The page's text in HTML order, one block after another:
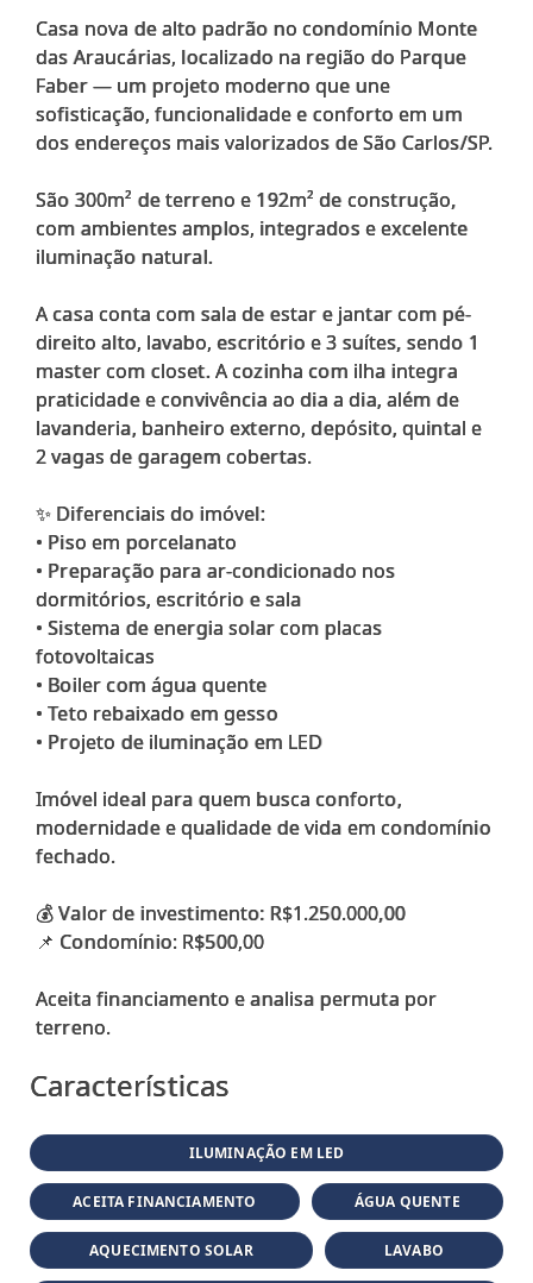
Casa nova de alto padrão no condomínio Monte
das Araucárias, localizado na região do Parque
Faber — um projeto moderno que une
sofisticação, funcionalidade e conforto em um
dos endereços mais valorizados de São Carlos/SP.
São 300m² de terreno e 192m² de construção,
com ambientes amplos, integrados e excelente
iluminação natural.
A casa conta com sala de estar e jantar com pé-
direito alto, lavabo, escritório e 3 suítes, sendo 1
master com closet. A cozinha com ilha integra
praticidade e convivência ao dia a dia, além de
lavanderia, banheiro externo, depósito, quintal e
2 vagas de garagem cobertas.
✨ Diferenciais do imóvel:
• Piso em porcelanato
• Preparação para ar-condicionado nos
dormitórios, escritório e sala
• Sistema de energia solar com placas
fotovoltaicas
• Boiler com água quente
• Teto rebaixado em gesso
• Projeto de iluminação em LED
Imóvel ideal para quem busca conforto,
modernidade e qualidade de vida em condomínio
fechado.
💰 Valor de investimento: R$1.250.000,00
📌 Condomínio: R$500,00
Aceita financiamento e analisa permuta por
Características
ILUMINAÇÃO EM LED
ACEITA FINANCIAMENTO ÁGUA QUENTE
AQUECIMENTO SOLAR LAVABO